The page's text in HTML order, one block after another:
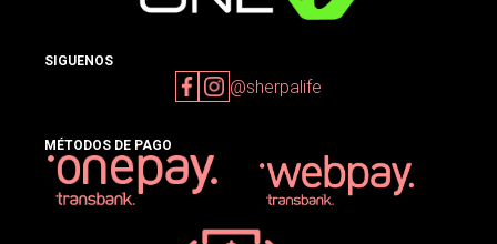
SIGUENOS
@sherpalife
MÉTODOS DE PAGO